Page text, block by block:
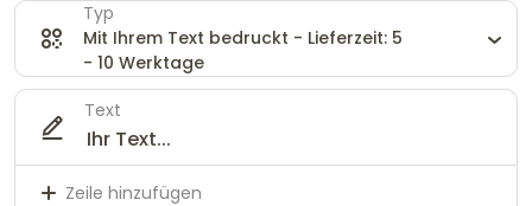
Typ
Mit Ihrem Text bedruckt - Lieferzeit: 5
- 10 Werktage
Text
Zeile hinzufügen